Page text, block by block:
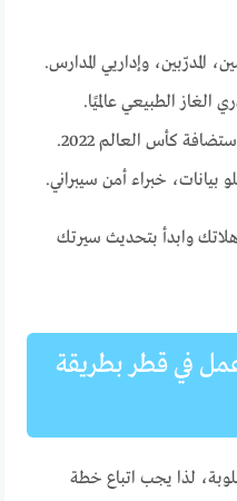
المدرّبين، وإداريي المدارس.
الطبيعي عالميًا.
كأس العالم 2022.
بيانات، خبراء أمن سيبراني.
وابدأ بتحديث سيرتك
في قطر بطريقة
لذا يجب اتباع خطة